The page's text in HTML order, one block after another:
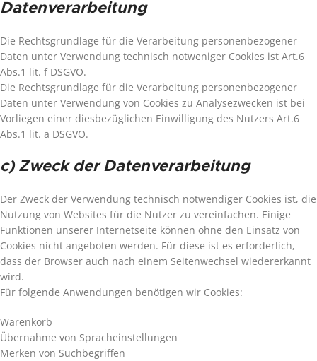
Datenverarbeitung
Die Rechtsgrundlage für die Verarbeitung personenbezogener
Daten unter Verwendung technisch notweniger Cookies ist Art.6
Abs.1 lit. f DSGVO.
Die Rechtsgrundlage für die Verarbeitung personenbezogener
Daten unter Verwendung von Cookies zu Analysezwecken ist bei
Vorliegen einer diesbezüglichen Einwilligung des Nutzers Art.6
Abs.1 lit. a DSGVO.
c) Zweck der Datenverarbeitung
Der Zweck der Verwendung technisch notwendiger Cookies ist, die
Nutzung von Websites für die Nutzer zu vereinfachen. Einige
Funktionen unserer Internetseite können ohne den Einsatz von
Cookies nicht angeboten werden. Für diese ist es erforderlich,
dass der Browser auch nach einem Seitenwechsel wiedererkannt
wird.
Für folgende Anwendungen benötigen wir Cookies:
Warenkorb
Übernahme von Spracheinstellungen
Merken von Suchbegriffen